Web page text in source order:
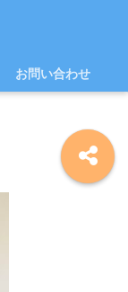
お問い合わせ